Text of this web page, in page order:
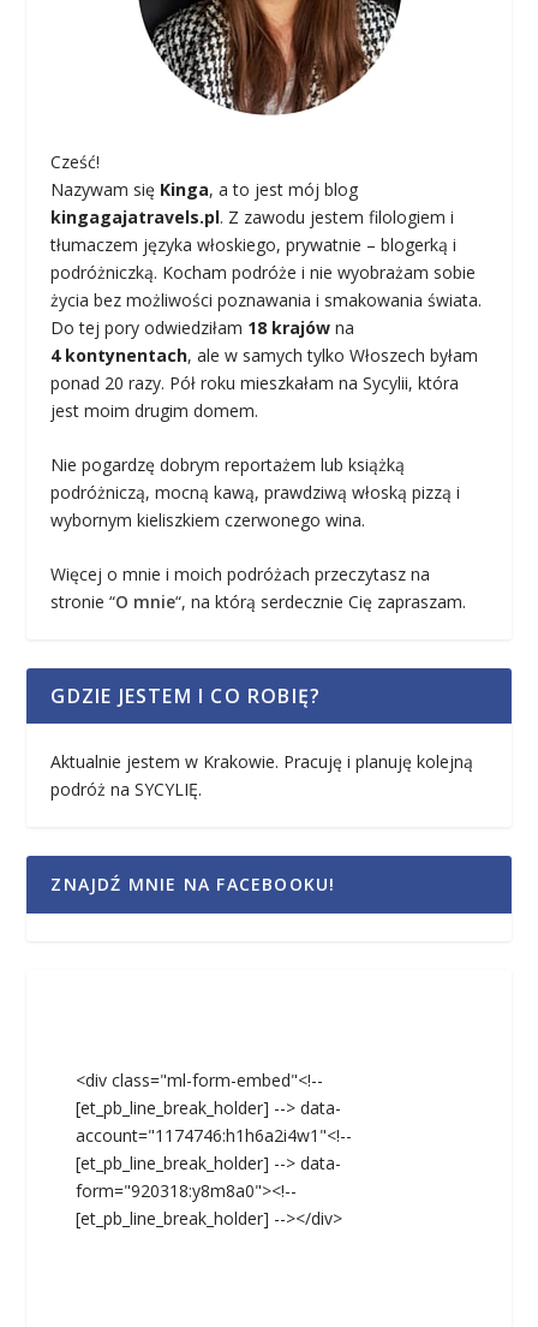
Cześć!
Nazywam się Kinga, a to jest mój blog
kingagajatravels.pl. Z zawodu jestem filologiem i
tłumaczem języka włoskiego, prywatnie – blogerką i
podróżniczką. Kocham podróże i nie wyobrażam sobie
życia bez możliwości poznawania i smakowania świata.
Do tej pory odwiedziłam 18 krajów na
4 kontynentach, ale w samych tylko Włoszech byłam
ponad 20 razy. Pół roku mieszkałam na Sycylii, która
jest moim drugim domem.
Nie pogardzę dobrym reportażem lub książką
podróżniczą, mocną kawą, prawdziwą włoską pizzą i
wybornym kieliszkiem czerwonego wina.
Więcej o mnie i moich podróżach przeczytasz na
stronie “O mnie“, na którą serdecznie Cię zapraszam.
GDZIE JESTEM I CO ROBIĘ?
Aktualnie jestem w Krakowie. Pracuję i planuję kolejną
podróż na SYCYLIĘ.
ZNAJDŹ MNIE NA FACEBOOKU!
<div class="ml-form-embed"<!--
[et_pb_line_break_holder] --> data-
account="1174746:h1h6a2i4w1"<!--
[et_pb_line_break_holder] --> data-
form="920318:y8m8a0"><!--
[et_pb_line_break_holder] --></div>